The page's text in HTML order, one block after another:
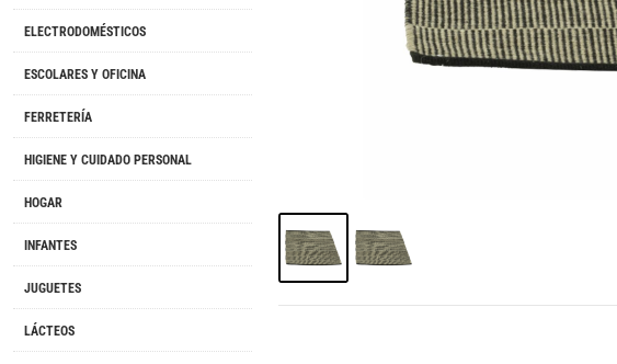
ELECTRODOMÉSTICOS
ESCOLARES Y OFICINA
FERRETERÍA
HIGIENE Y CUIDADO PERSONAL
HOGAR
INFANTES
JUGUETES
LÁCTEOS